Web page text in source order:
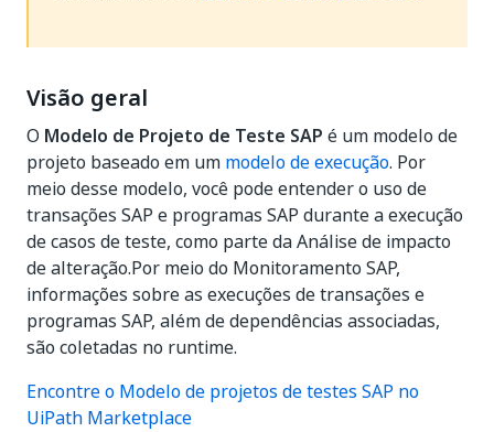
Visão geral
O Modelo de Projeto de Teste SAP é um modelo de
projeto baseado em um modelo de execução. Por
meio desse modelo, você pode entender o uso de
transações SAP e programas SAP durante a execução
de casos de teste, como parte da Análise de impacto
de alteração.Por meio do Monitoramento SAP,
informações sobre as execuções de transações e
programas SAP, além de dependências associadas,
são coletadas no runtime.
Encontre o Modelo de projetos de testes SAP no
UiPath Marketplace